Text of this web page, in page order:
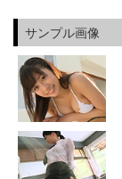
サンプル画像